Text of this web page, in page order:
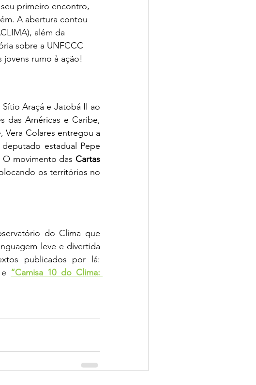
primeiro encontro,
A abertura contou
além da
sobre a UNFCCC
jovens rumo à ação!
Araçá e Jatobá II ao
das Américas e Caribe,
Vera Colares entregou a
estadual Pepe
movimento das Cartas
os territórios no
do Clima que
leve e divertida
“Camisa 10 do Clima: